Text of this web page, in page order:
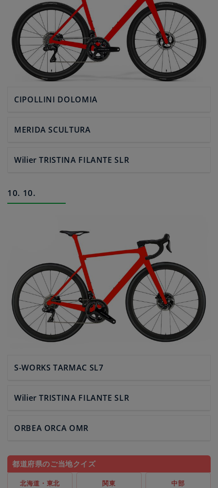
CIPOLLINI DOLOMIA
MERIDA SCULTURA
Wilier TRISTINA FILANTE SLR
10. 10.
S-WORKS TARMAC SL7
Wilier TRISTINA FILANTE SLR
ORBEA ORCA OMR
都道府県のご当地クイズ
北海道・東北 関東 中部